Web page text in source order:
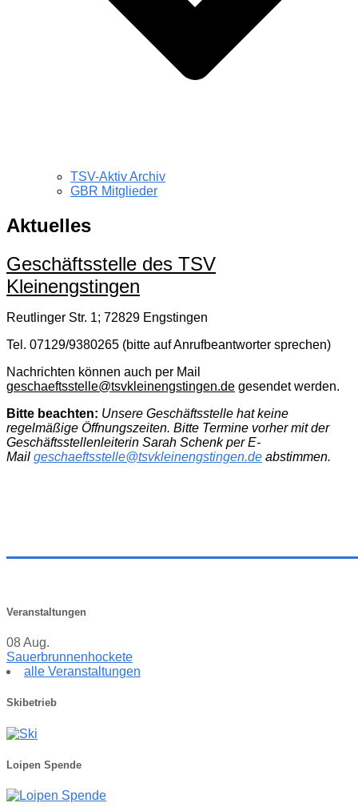
TSV-Aktiv Archiv
GBR Mitglieder
Aktuelles
Geschäftsstelle des TSV
Kleinengstingen
Reutlinger Str. 1; 72829 Engstingen
Tel. 07129/9380265 (bitte auf Anrufbeantworter sprechen)
Nachrichten können auch per Mail
geschaeftsstelle@tsvkleinengstingen.de gesendet werden.
Bitte beachten: Unsere Geschäftsstelle hat keine
regelmäßige Öffnungszeiten. Bitte Termine vorher mit der
Geschäftsstellenleiterin Sarah Schenk per E-
Mail geschaeftsstelle@tsvkleinengstingen.de abstimmen.
Veranstaltungen
08Aug.
Sauerbrunnenhockete
alle Veranstaltungen
Skibetrieb
Loipen Spende